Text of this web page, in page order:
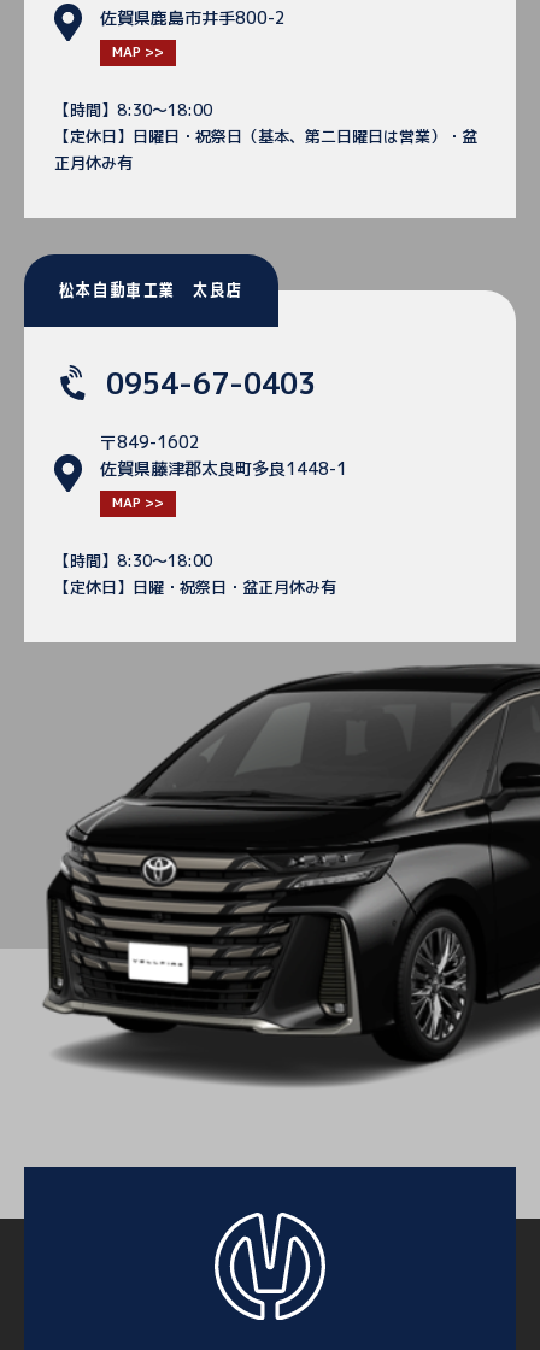
佐賀県鹿島市井手800-2
MAP >>
【時間】8:30～18:00
【定休日】日曜日・祝祭日（基本、第二日曜日は営業）・盆
正月休み有
松本自動車工業 太良店
0954-67-0403
〒849-1602
佐賀県藤津郡太良町多良1448-1
MAP >>
【時間】8:30～18:00
【定休日】日曜・祝祭日・盆正月休み有